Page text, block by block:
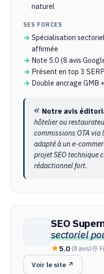
naturel
SES FORCES
Spécialisation
affirmée
Note 5.0 (8 avis
Présent en top 3
Double ancrage GMB
Notre avis
hôtelier ou
commissions OTA via
adapté à un e-
projet SEO technique
rédactionnel fort.
SEO
sectoriel
5.0 (8 avis)
Voir le site ↗